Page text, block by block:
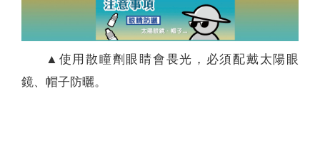
▲使用散瞳劑眼睛會畏光，必須配戴太陽眼
鏡、帽子防曬。